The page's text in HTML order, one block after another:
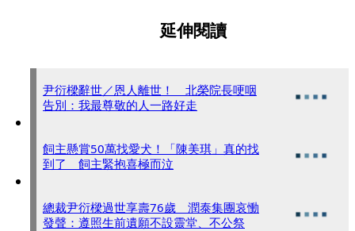
延伸閱讀
尹衍樑辭世／恩人離世！ 北榮院長哽咽
告別：我最尊敬的人一路好走
飼主懸賞50萬找愛犬！「陳美琪」真的找
到了 飼主緊抱喜極而泣
總裁尹衍樑過世享壽76歲 潤泰集團哀慟
發聲：遵照生前遺願不設靈堂、不公祭